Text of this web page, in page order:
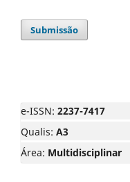
Submissão
e-ISSN: 2237-7417
Qualis: A3
Área: Multidisciplinar